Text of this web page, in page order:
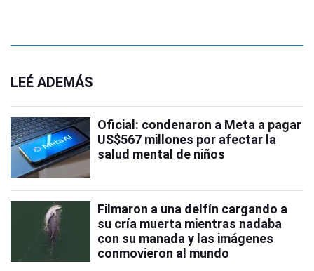
LEÉ ADEMÁS
Oficial: condenaron a Meta a pagar
US$567 millones por afectar la
salud mental de niños
Filmaron a una delfín cargando a
su cría muerta mientras nadaba
con su manada y las imágenes
conmovieron al mundo